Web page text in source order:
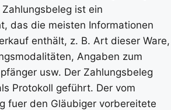
ist ein
das die meisten Informationen
enthält, z. B. Art dieser Ware,
Angaben zum
usw. Der Zahlungsbeleg
Protokoll geführt. Der vom
fuer den Gläubiger vorbereitete